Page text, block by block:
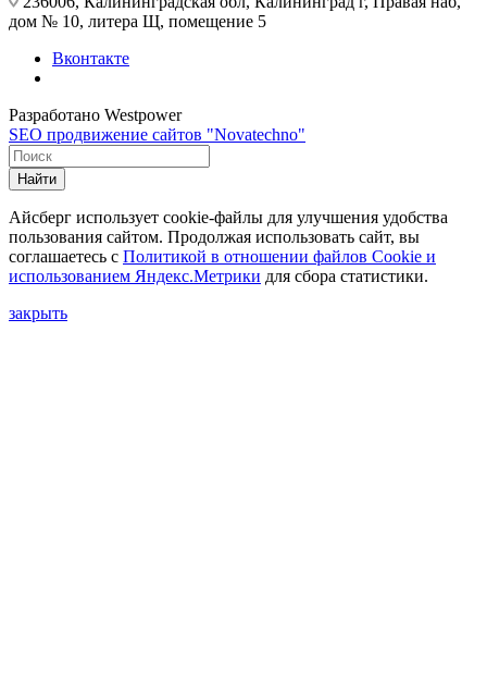
дом № 10, литера Щ, помещение 5
Вконтакте
Разработано Westpower
SEO продвижение сайтов "Novatechno"
Найти
Айсберг использует cookie-файлы для улучшения удобства
пользования сайтом. Продолжая использовать сайт, вы
соглашаетесь с Политикой в отношении файлов Сookie и
использованием Яндекс.Метрики для сбора статистики.
закрыть